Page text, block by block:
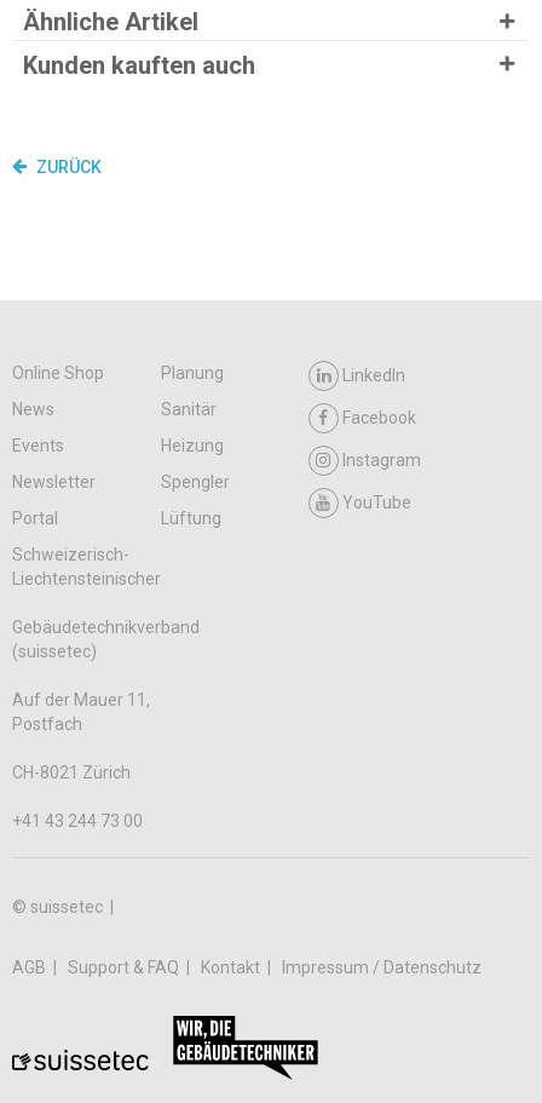
Ähnliche Artikel
Kunden kauften auch
ZURÜCK
Online Shop
Planung
News
Sanitär
Events
Heizung
Newsletter
Spengler
Portal
Lüftung
LinkedIn
Facebook
Instagram
YouTube
Schweizerisch-
Liechtensteinischer
Gebäudetechnikverband
(suissetec)
Auf der Mauer 11,
Postfach
CH-8021 Zürich
+41 43 244 73 00
© suissetec |
AGB Support & FAQ Kontakt Impressum / Datenschutz